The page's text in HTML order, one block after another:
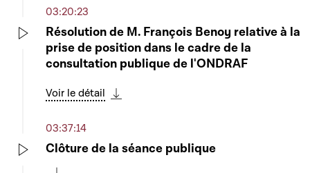
03:20:23
Résolution de M. François Benoy relative à la
prise de position dans le cadre de la
consultation publique de l'ONDRAF
Voir le détail
03:37:14
Clôture de la séance publique